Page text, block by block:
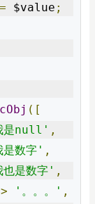
= $value ;
([
是null' ,
是数字' ,
也是数字' ,
'。。。' ,